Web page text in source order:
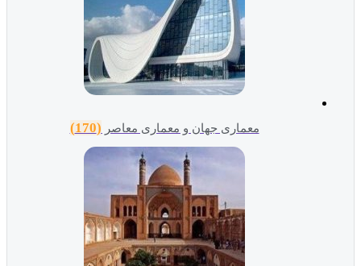
معماری جهان و معماری معاصر(170)